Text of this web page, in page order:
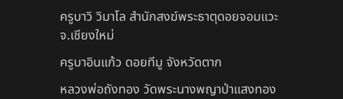
ครูบาวิ วิมาโล สำนักสงฆ์พระธาตุดอยจอมแวะ
จ.เชียงใหม่
ครูบาอินแก้ว ดอยทีมู จังหวัดตาก
หลวงพ่อถังทอง วัดพระนางพญาป่าแสงทอง